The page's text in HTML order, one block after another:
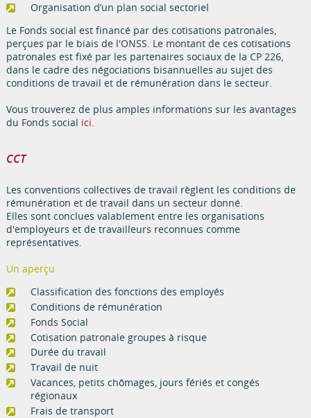
Organisation d’un plan social sectoriel
Le Fonds social est financé par des cotisations patronales,
perçues par le biais de l'ONSS. Le montant de ces cotisations
patronales est fixé par les partenaires sociaux de la CP 226,
dans le cadre des négociations bisannuelles au sujet des
conditions de travail et de rémunération dans le secteur.
Vous trouverez de plus amples informations sur les avantages
du Fonds social ici.
CCT
Les conventions collectives de travail règlent les conditions de
rémunération et de travail dans un secteur donné.
Elles sont conclues valablement entre les organisations
d'employeurs et de travailleurs reconnues comme
représentatives.
Un aperçu
Classification des fonctions des employés
Conditions de rémunération
Fonds Social
Cotisation patronale groupes à risque
Durée du travail
Travail de nuit
Vacances, petits chômages, jours fériés et congés
régionaux
Frais de transport